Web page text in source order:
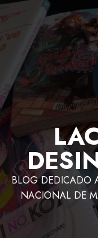
BLOG DEDICADO
NACIONAL DE